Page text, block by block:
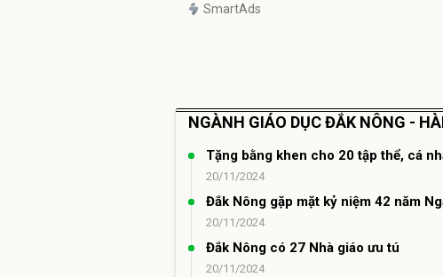
SmartAds
NGÀNH GIÁO DỤC ĐẮK NÔNG -
Tặng bằng khen cho 20 tập thể, cá
20/11/2024
Đắk Nông gặp mặt kỷ niệm 42 năm
20/11/2024
Đắk Nông có 27 Nhà giáo ưu tú
20/11/2024